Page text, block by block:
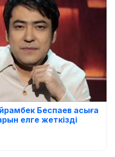
Беспаев асыға
елге жеткізді